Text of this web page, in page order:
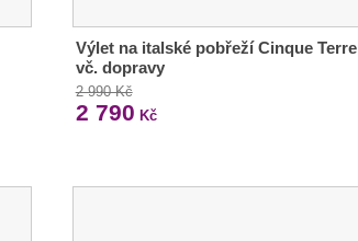
Výlet na italské pobřeží Cinque Terre
vč. dopravy
2 990 Kč
2 790 Kč